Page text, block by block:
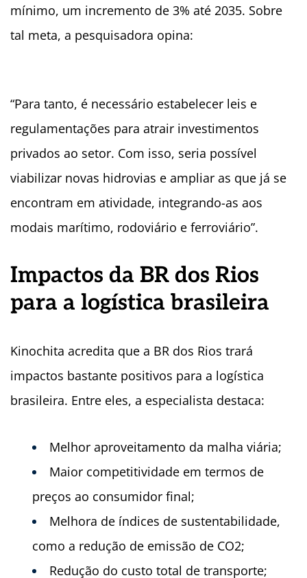
mínimo, um incremento de 3% até 2035. Sobre
tal meta, a pesquisadora opina:
“Para tanto, é necessário estabelecer leis e
regulamentações para atrair investimentos
privados ao setor. Com isso, seria possível
viabilizar novas hidrovias e ampliar as que já se
encontram em atividade, integrando-as aos
modais marítimo, rodoviário e ferroviário”.
Impactos da BR dos Rios
para a logística brasileira
Kinochita acredita que a BR dos Rios trará
impactos bastante positivos para a logística
brasileira. Entre eles, a especialista destaca:
Melhor aproveitamento da malha viária;
Maior competitividade em termos de
preços ao consumidor final;
Melhora de índices de sustentabilidade,
como a redução de emissão de CO2;
Redução do custo total de transporte;